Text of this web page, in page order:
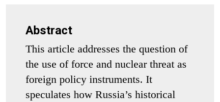
Abstract
This article addresses the question of
the use of force and nuclear threat as
foreign policy instruments. It
speculates how Russia’s historical